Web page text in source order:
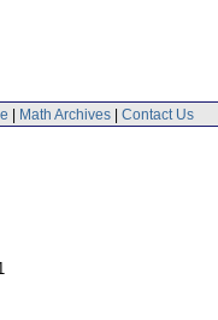
| Math Archives | Contact Us